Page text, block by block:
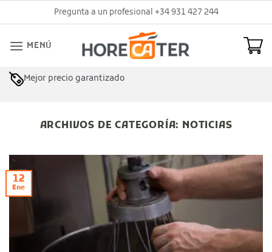
al
Pregunta a un profesional +34 931 427 244
MENÚ
Mejor precio garantizado
ARCHIVOS DE CATEGORÍA: NOTICIAS
12
Ene